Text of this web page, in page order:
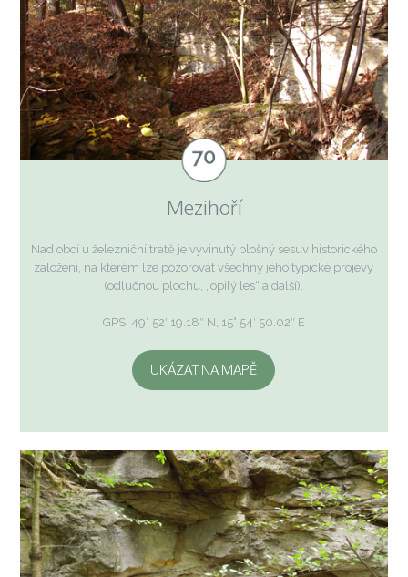
Mezihoří
Nad obcí u železniční tratě je vyvinutý plošný sesuv historického
založení, na kterém lze pozorovat všechny jeho typické projevy
(odlučnou plochu, „opilý les“ a další).
GPS: 49° 52′ 19.18″ N, 15° 54′ 50.02″ E
UKÁZAT NA MAPĚ